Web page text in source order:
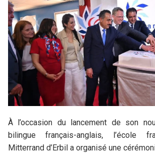
À l’occasion du lancement de son
bilingue français-anglais, l’école
Mitterrand d’Erbil a organisé une